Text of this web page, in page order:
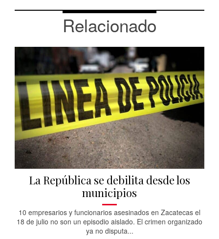
Relacionado
La República se debilita desde los
municipios
10 empresarios y funcionarios asesinados en Zacatecas el
18 de julio no son un episodio aislado. El crimen organizado
ya no disputa...